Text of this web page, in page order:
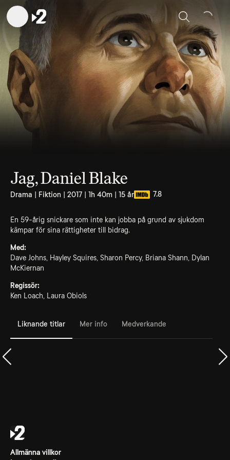
Sök
Jag, Daniel Blake
Drama | Fiktion | 2017 | 1h 40m | 15 år 7.8
En 59-årig snickare som inte kan jobba på grund av sjukdom
kämpar för sina rättigheter till bidrag.
Med:
Dave Johns, Hayley Squires, Sharon Percy, Briana Shann, Dylan
McKiernan
Regissör:
Ken Loach, Laura Obiols
Liknande titlar Mer info Medverkande
Allmänna villkor